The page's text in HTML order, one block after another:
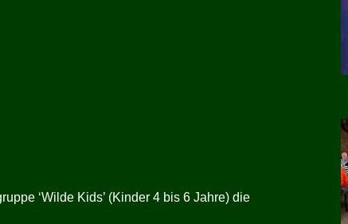
‘Wilde Kids’ (Kinder 4 bis 6 Jahre) die